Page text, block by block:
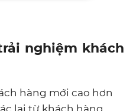
nghiệm khách
hàng mới cao hơn
lại từ khách hàng